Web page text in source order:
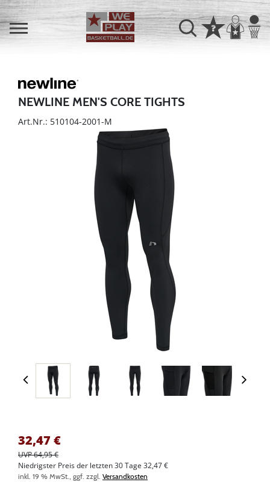
NEWLINE MEN'S CORE TIGHTS
Art.Nr.: 510104-2001-M
32,47 €
UVP 64,95 €
Niedrigster Preis der letzten 30 Tage 32,47 €
inkl. 19 % MwSt., ggf. zzgl. Versandkosten